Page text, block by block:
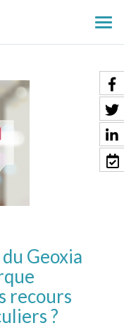
le
Geoxia
recours
?